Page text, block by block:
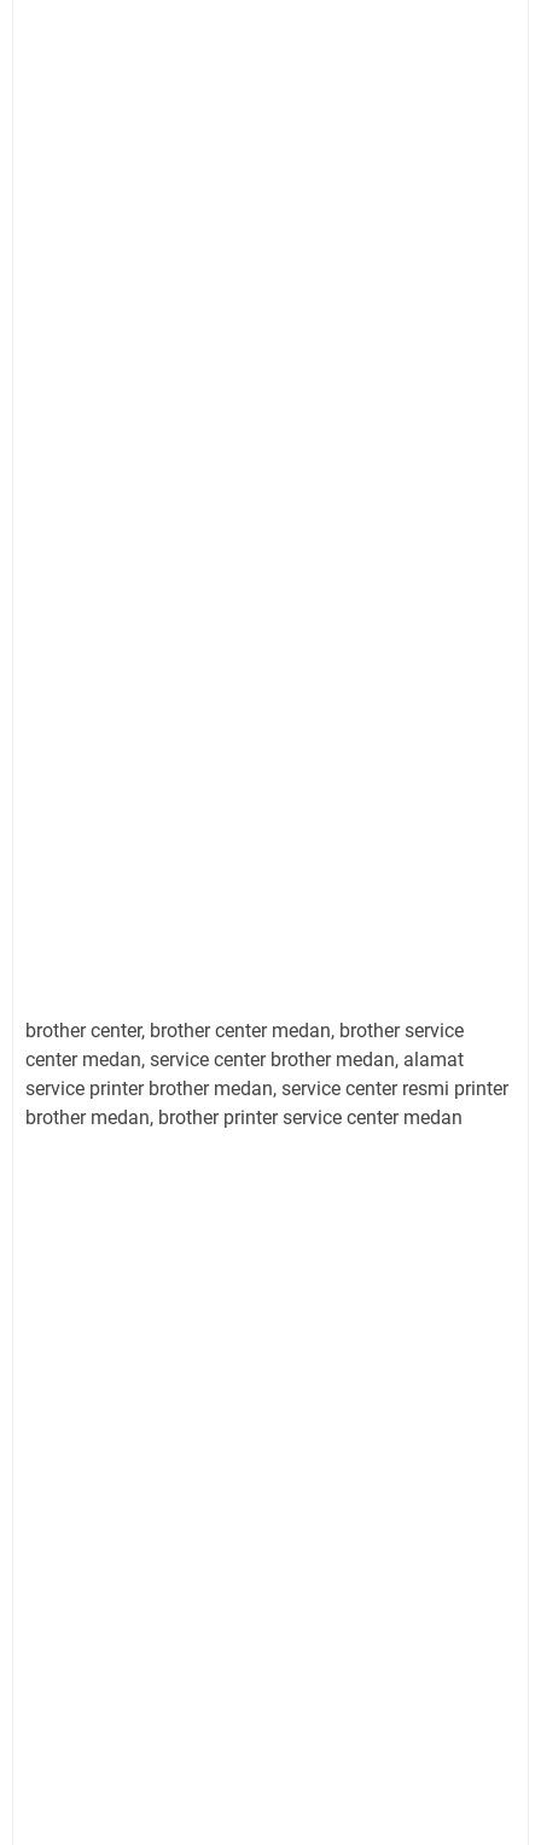
brother center, brother center medan, brother service
center medan, service center brother medan, alamat
service printer brother medan, service center resmi printer
brother medan, brother printer service center medan